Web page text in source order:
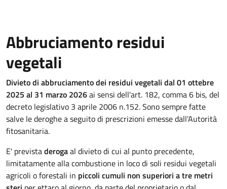
Abbruciamento residui
vegetali
Divieto di abbruciamento dei residui vegetali dal 01 ottebre
2025 al 31 marzo 2026ai sensi dell'art. 182, comma 6 bis, del
decreto legislativo 3 aprile 2006 n.152. Sono sempre fatte
salve le deroghe a seguito di prescrizioni emesse dall'Autorità
fitosanitaria.
E' previstaderogaal divieto di cui al punto precedente,
limitatamente alla combustione in loco di soli residui vegetali
agricoli o forestali in piccoli cumuli non superiori a tre metri